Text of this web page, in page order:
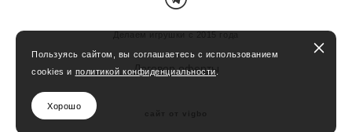
Договор оферты
Пользуясь сайтом, вы соглашаетесь с использованием
cookies и политикой конфиденциальности
Хорошо